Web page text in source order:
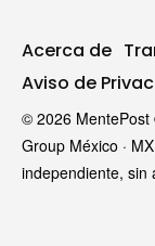
Acerca de
Aviso de
© 2026 MentePost
Group México ·
independiente, sin